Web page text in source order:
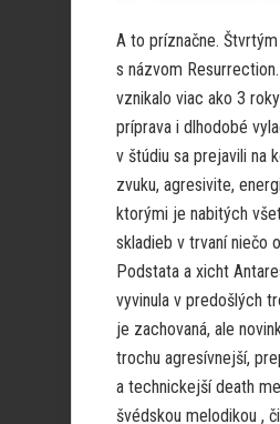
A to príznačne.
s názvom
vznikalo viac ako 3
príprava i dlhodobé
v štúdiu sa prejavili na
zvuku, agresivite,
ktorými je nabitých
skladieb v trvaní niečo
Podstata a xicht
vyvinula v predošlých
je zachovaná, ale
trochu agresívnejší,
a technickejší death
švédskou melodikou ,